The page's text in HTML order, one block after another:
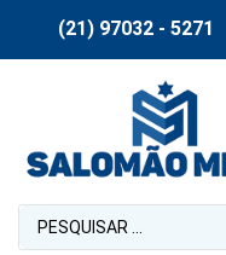
(21) 97032 - 5271